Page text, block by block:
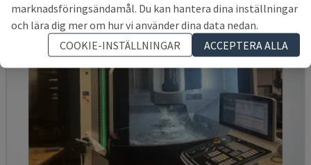
marknadsföringsändamål. Du kan hantera dina inställningar
och lära dig mer om hur vi använder dina data nedan.
COOKIE-INSTÄLLNINGAR
ACCEPTERA ALLA